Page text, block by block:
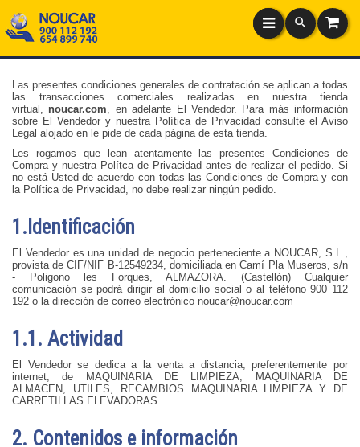
Las presentes condiciones generales de contratación se aplican a todas
las transacciones comerciales realizadas en nuestra tienda
virtual, noucar.com, en adelante El Vendedor. Para más información
sobre El Vendedor y nuestra Política de Privacidad consulte el Aviso
Legal alojado en le pide de cada página de esta tienda.
Les rogamos que lean atentamente las presentes Condiciones de
Compra y nuestra Polítca de Privacidad antes de realizar el pedido. Si
no está Usted de acuerdo con todas las Condiciones de Compra y con
la Política de Privacidad, no debe realizar ningún pedido.
1.Identificación
El Vendedor es una unidad de negocio perteneciente a NOUCAR, S.L.,
provista de CIF/NIF B-12549234, domiciliada en Camí Pla Museros, s/n
- Poligono les Forques, ALMAZORA. (Castellón) Cualquier
comunicación se podrá dirigir al domicilio social o al teléfono 900 112
192 o la dirección de correo electrónico noucar@noucar.com
1.1. Actividad
El Vendedor se dedica a la venta a distancia, preferentemente por
internet, de MAQUINARIA DE LIMPIEZA, MAQUINARIA DE
ALMACEN, UTILES, RECAMBIOS MAQUINARIA LIMPIEZA Y DE
CARRETILLAS ELEVADORAS.
2. Contenidos e información